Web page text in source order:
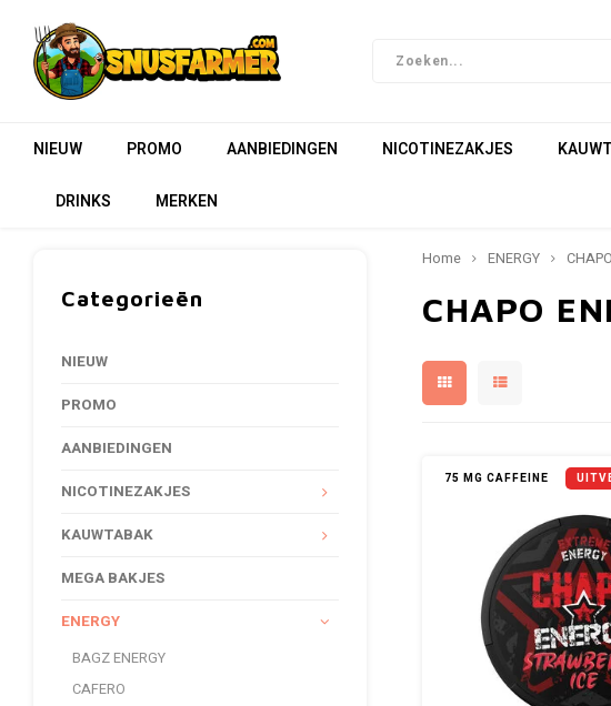
NIEUW PROMO AANBIEDINGEN NICOTINEZAKJES
DRINKS MERKEN
Categorieën
NIEUW
PROMO
AANBIEDINGEN
NICOTINEZAKJES
KAUWTABAK
MEGA BAKJES
ENERGY
BAGZ ENERGY
CAFERO
Home ENERGY
CHAPO
75 MG CAFFEINE